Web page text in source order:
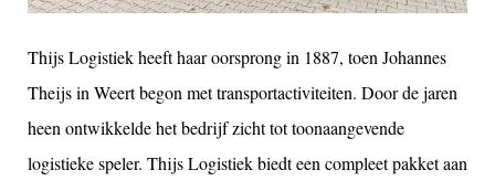
Thijs Logistiek heeft haar oorsprong in 1887, toen Johannes
Theijs in Weert begon met transportactiviteiten. Door de jaren
heen ontwikkelde het bedrijf zicht tot toonaangevende
logistieke speler. Thijs Logistiek biedt een compleet pakket aan